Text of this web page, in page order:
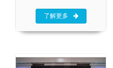
了解更多